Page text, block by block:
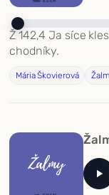
Ž 142,4 Ja síce
chodníky.
Mária Škovierová